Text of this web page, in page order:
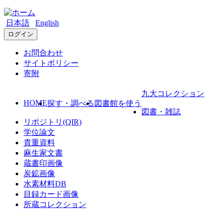
日本語 English
ログイン
お問合わせ
サイトポリシー
寄附
HOME探す・調べる 図書館を使う
九大コレクション
図書・雑誌
リポジトリ(QIR)
学位論文
貴重資料
麻生家文書
蔵書印画像
炭鉱画像
水素材料DB
目録カード画像
所蔵コレクション